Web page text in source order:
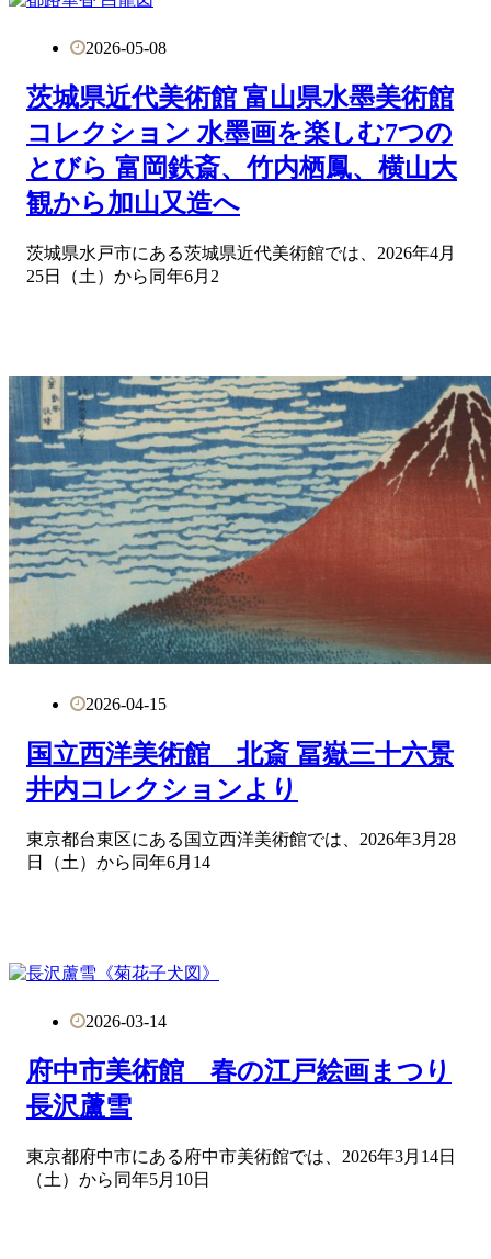
2026-05-08
茨城県近代美術館 富山県水墨美術館
コレクション 水墨画を楽しむ7つの
とびら 富岡鉄斎、竹内栖鳳、横山大
観から加山又造へ
茨城県水戸市にある茨城県近代美術館では、2026年4月
25日（土）から同年6月2
2026-04-15
国立西洋美術館 北斎 冨嶽三十六景
井内コレクションより
東京都台東区にある国立西洋美術館では、2026年3月28
日（土）から同年6月14
2026-03-14
府中市美術館 春の江戸絵画まつり
長沢蘆雪
東京都府中市にある府中市美術館では、2026年3月14日
（土）から同年5月10日